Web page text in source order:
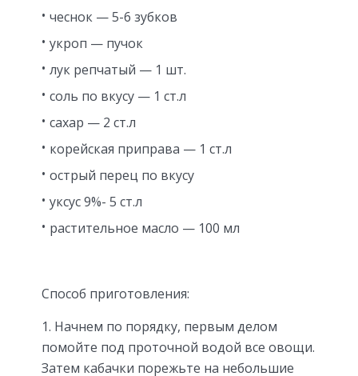
чеснок — 5-6 зубков
укроп — пучок
лук репчатый — 1 шт.
соль по вкусу — 1 ст.л
сахар — 2 ст.л
корейская приправа — 1 ст.л
острый перец по вкусу
уксус 9%- 5 ст.л
растительное масло — 100 мл
Способ приготовления:
1. Начнем по порядку, первым делом
помойте под проточной водой все овощи.
Затем кабачки порежьте на небольшие